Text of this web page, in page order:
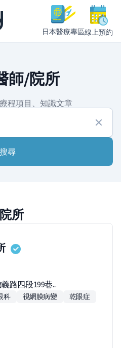
日本醫療專區線上預約
療人員
師/院所
程項目、知識文章
搜尋
所
路四段199巷...
科 視網膜病變 乾眼症